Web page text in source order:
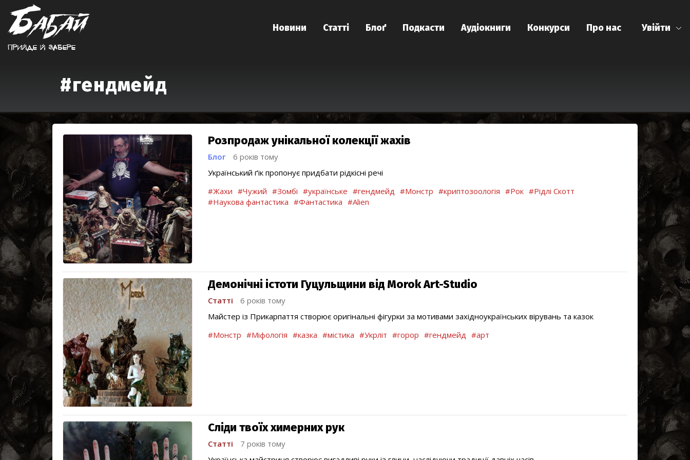
Прийде й забере
Увійти
Новини Статті Блоґ Подкасти Аудіокниги Конкурси Про нас
#гендмейд
Розпродаж унікальної колекції жахів
Блог
6 років тому
Український ґік пропонує придбати рідкісні речі
#Жахи #Чужий #Зомбі #українське #гендмейд #Монстр #криптозоологія #Рок #Рідлі Скотт
#Наукова фантастика #Фантастика #Alien
Демонічні істоти Гуцульщини від Morok Art-Studio
Статті
6 років тому
Майстер із Прикарпаття створює оригінальні фігурки за мотивами західноукраїнських вірувань та казок
#Монстр #Міфологія #казка #містика #Укрліт #горор #гендмейд #арт
Сліди твоїх химерних рук
Статті
7 років тому